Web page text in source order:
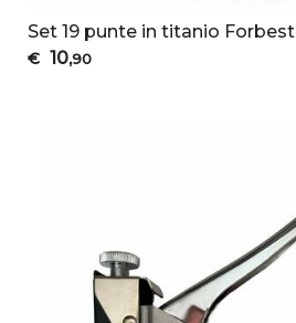
Set 19 punte in titanio Forbest
€ 10,90